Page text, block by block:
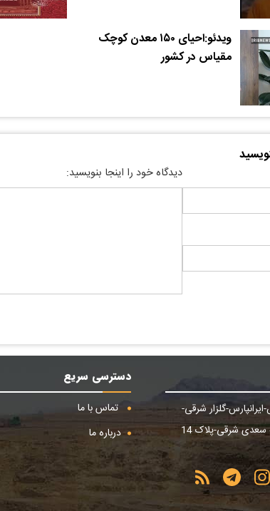
ویدئو:احیای ۱۵۰ معدن کوچک
مقیاس در کشور
دیدگاه خود را اینجا بنویسید:
ایرانپارس-گلزار شرقی-
کوی فردوس-کوچه سعدی شرقی-پلاک 14
دسترسی سریع
تماس با ما
درباره ما